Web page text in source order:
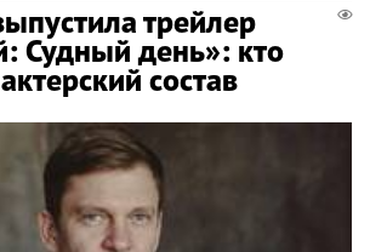
трейлер
Судный день»: кто
состав